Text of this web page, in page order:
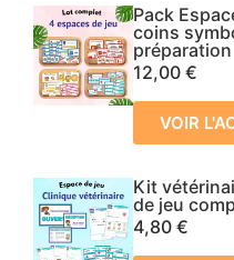
Pack
coins
préparation
12,00 €
VOIR
Kit
de jeu
4,80 €